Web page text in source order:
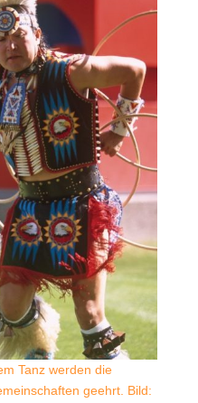
Tanz werden die
geehrt. Bild: